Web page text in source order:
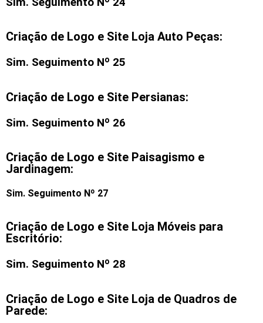
Criação de Logo e Site Loja Auto Peças:
Sim. Seguimento Nº 25
Criação de Logo e Site Persianas:
Sim. Seguimento Nº 26
Criação de Logo e Site Paisagismo e
Jardinagem:
Sim. Seguimento Nº 27
Criação de Logo e Site Loja Móveis para
Escritório:
Sim. Seguimento Nº 28
Criação de Logo e Site Loja de Quadros de
Parede: